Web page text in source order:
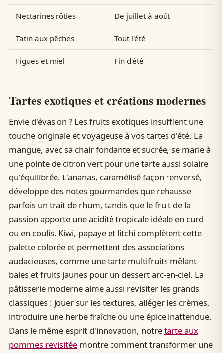
Nectarines rôties De juillet à août
Tatin aux pêches Tout l'été
Figues et miel Fin d'été
Tartes exotiques et créations modernes
Envie d'évasion ? Les fruits exotiques insufflent une
touche originale et voyageuse à vos tartes d'été. La
mangue, avec sa chair fondante et sucrée, se marie à
une pointe de citron vert pour une tarte aussi solaire
qu'équilibrée. L'ananas, caramélisé façon renversé,
développe des notes gourmandes que rehausse
parfois un trait de rhum, tandis que le fruit de la
passion apporte une acidité tropicale idéale en curd
ou en coulis. Kiwi, papaye et litchi complètent cette
palette colorée et permettent des associations
audacieuses, comme une tarte multifruits mêlant
baies et fruits jaunes pour un dessert arc-en-ciel. La
pâtisserie moderne aime aussi revisiter les grands
classiques : jouer sur les textures, alléger les crèmes,
introduire une herbe fraîche ou une épice inattendue.
Dans le même esprit d'innovation, notretarte aux
pommes revisitéemontre comment transformer une